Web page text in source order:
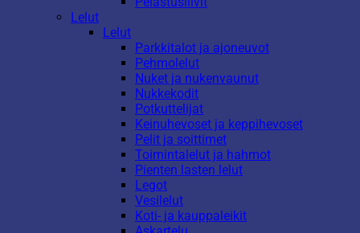
Lelut
Lelut
Parkkitalot ja ajoneuvot
Pehmolelut
Nuket ja nukenvaunut
Nukkekodit
Potkuttelijat
Keinuhevoset ja keppihevoset
Pelit ja soittimet
Toimintalelut ja hahmot
Pienten lasten lelut
Legot
Vesilelut
Koti- ja kauppaleikit